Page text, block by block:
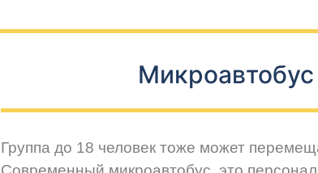
Группа до 18 человек тоже может